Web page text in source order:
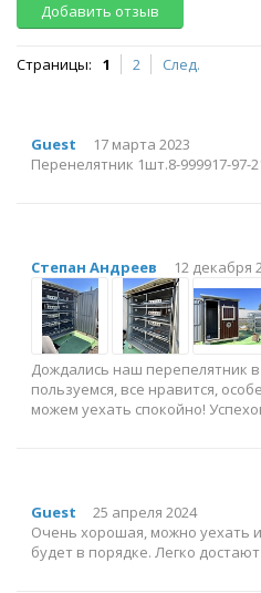
Добавить отзыв
Страницы: 1 2 След.
Guest
17 марта 2023
Перенелятник 1шт.8-999917-97-
Степан Андреев 12 декабря
Дождались наш перепелятник
пользуемся, все нравится,
можем уехать спокойно!
Guest
25 апреля 2024
Очень хорошая, можно уехать
будет в порядке. Легко